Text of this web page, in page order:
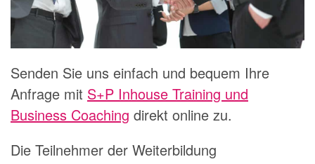
Senden Sie uns einfach und bequem Ihre
Anfrage mit S+P Inhouse Training und
Business Coaching direkt online zu.
Die Teilnehmer der Weiterbildung